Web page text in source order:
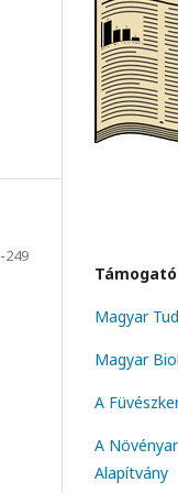
249
Magyar
Magyar
A
A
Alapítvány